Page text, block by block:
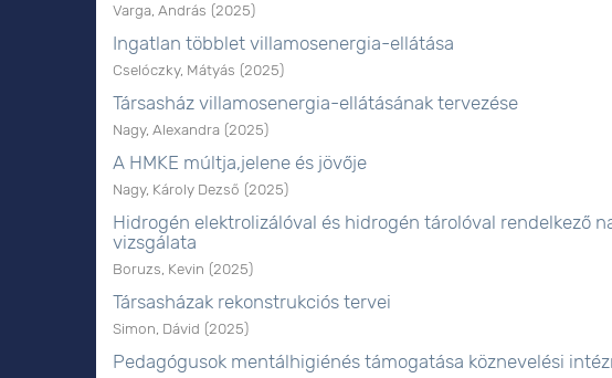
Varga, András (2025)
Ingatlan többlet villamosenergia-ellátása
Cselóczky, Mátyás (2025)
Társasház villamosenergia-ellátásának tervezése
Nagy, Alexandra (2025)
A HMKE múltja,jelene és jövője
Nagy, Károly Dezső (2025)
Hidrogén elektrolizálóval és hidrogén tárolóval rendelkező
vizsgálata
Boruzs, Kevin (2025)
Társasházak rekonstrukciós tervei
Simon, Dávid (2025)
Pedagógusok mentálhigiénés támogatása köznevelési